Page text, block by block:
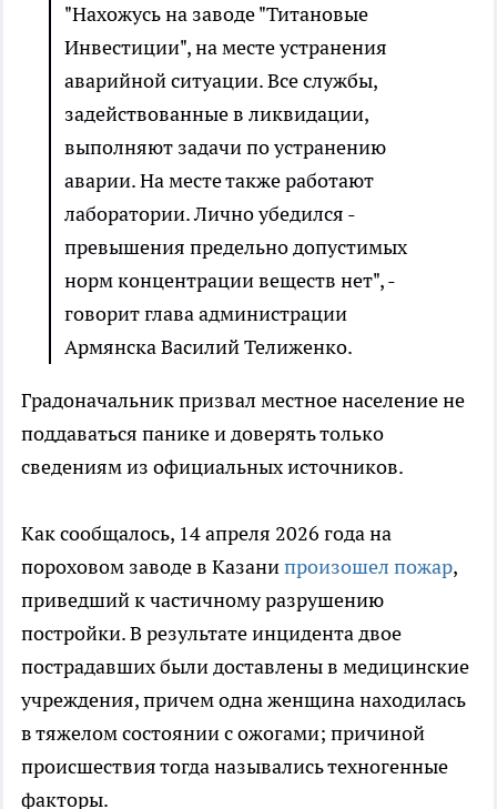
"Нахожусь на заводе "Титановые
Инвестиции", на месте устранения
аварийной ситуации. Все службы,
задействованные в ликвидации,
выполняют задачи по устранению
аварии. На месте также работают
лаборатории. Лично убедился -
превышения предельно допустимых
норм концентрации веществ нет", -
говорит глава администрации
Армянска Василий Телиженко.
Градоначальник призвал местное население не
поддаваться панике и доверять только
сведениям из официальных источников.
Как сообщалось, 14 апреля 2026 года на
пороховом заводе в Казанипроизошел пожар,
приведший к частичному разрушению
постройки. В результате инцидента двое
пострадавших были доставлены в медицинские
учреждения, причем одна женщина находилась
в тяжелом состоянии с ожогами; причиной
происшествия тогда назывались техногенные
факторы.